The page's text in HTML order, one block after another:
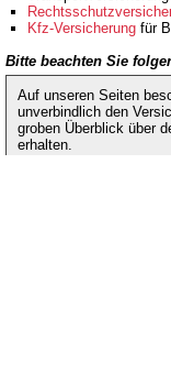
Kfz-Versicherung für
Bitte beachten Sie
Auf unseren Seiten
unverbindlich den
groben Überblick über
erhalten.